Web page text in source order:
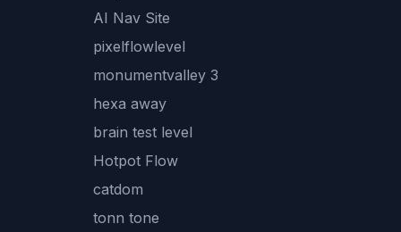
AI Nav Site
pixelflowlevel
monumentvalley 3
hexa away
brain test level
Hotpot Flow
catdom
tonn tone